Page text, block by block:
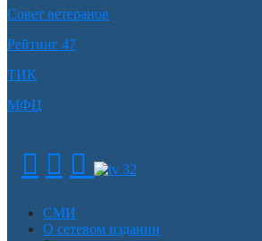
Совет ветеранов
Рейтинг 47
ТИК
МФЦ
СМИ
О сетевом издании